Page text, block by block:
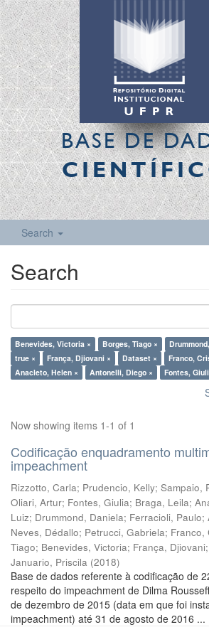
BASE DE
Search
Search
Benevides, Victoria × Borges, Tiago ×
true ×
França, Djiovani × Dataset × Franco,
Anacleto, Helen ×
Antonelli, Diego × Fontes,
Now showing items 1-1 of 1
Codificação enquadramento
impeachment
Rizzotto, Carla; Prudencio, Kelly; Sampaio,
Oliari, Artur; Fontes, Giulia; Braga, Leila;
Luiz; Drummond, Daniela; Ferracioli, Paulo;
Neves, Dédallo; Petrucci, Gabriela; Franco,
Tiago; Benevides, Victoria; França, Djiovani;
Januario, Priscila (2018)
Base de dados referente à codificação de
respeito do impeachment de Dilma
de dezembro de 2015 (data em que foi
impeachment) até 31 de agosto de 2016 ...